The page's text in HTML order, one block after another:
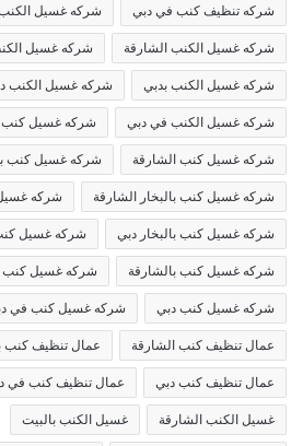
شركه تنظيف كنب في دبي شركه غسيل
شركه غسيل الكنب الشارقة شركه غسيل
شركه غسيل الكنب بدبي شركه غسيل الكنب
شركه غسيل الكنب في دبي شركه غسيل كنب
شركه غسيل كنب الشارقة شركه غسيل كنب
شركه غسيل كنب بالبخار الشارقة شركه غسيل
شركه غسيل كنب بالبخار دبي شركه غسيل
شركه غسيل كنب بالشارقة شركه غسيل كنب
شركه غسيل كنب دبي شركه غسيل كنب في
عمال تنظيف كنب الشارقة عمال تنظيف كنب
عمال تنظيف كنب دبي عمال تنظيف كنب في
غسيل الكنب الشارقة غسيل الكنب بالبيت